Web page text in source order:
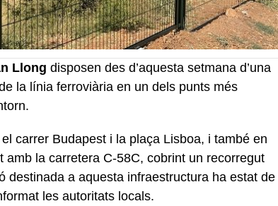
Llong disposen des d’aquesta setmana d’una
la línia ferroviària en un dels punts més
el carrer Budapest i la plaça Lisboa, i també en
amb la carretera C-58C, cobrint un recorregut
destinada a aquesta infraestructura ha estat de
les autoritats locals.